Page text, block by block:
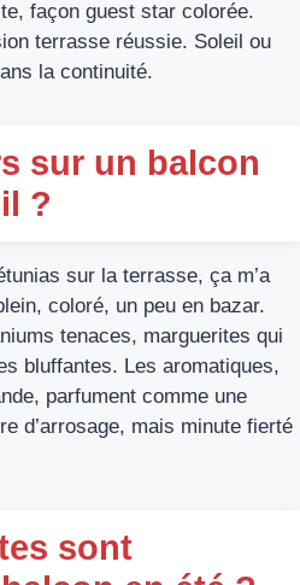
façon guest star colorée.
terrasse réussie. Soleil ou
la continuité.
sur un balcon
?
sur la terrasse, ça m’a
coloré, un peu en bazar.
tenaces, marguerites qui
bluffantes. Les aromatiques,
parfument comme une
d’arrosage, mais minute fierté
sont